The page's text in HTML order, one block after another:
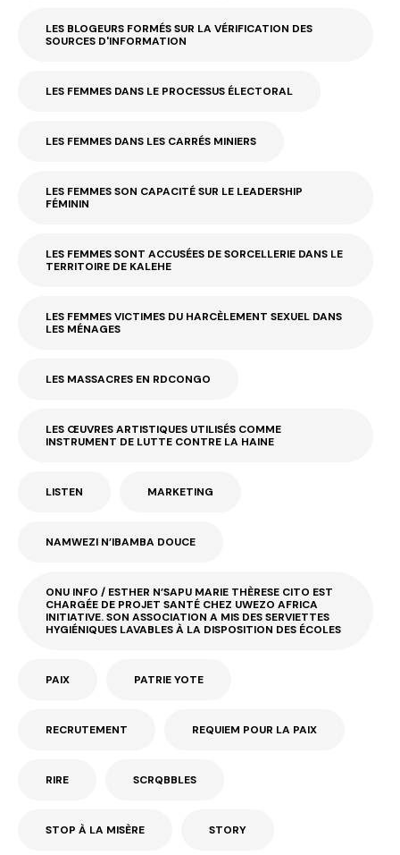
LES BLOGEURS FORMÉS SUR LA VÉRIFICATION DES
SOURCES D'INFORMATION
LES FEMMES DANS LE PROCESSUS ÉLECTORAL
LES FEMMES DANS LES CARRÉS MINIERS
LES FEMMES SON CAPACITÉ SUR LE LEADERSHIP
FÉMININ
LES FEMMES SONT ACCUSÉES DE SORCELLERIE DANS LE
TERRITOIRE DE KALEHE
LES FEMMES VICTIMES DU HARCÈLEMENT SEXUEL DANS
LES MÉNAGES
LES MASSACRES EN RDCONGO
LES ŒUVRES ARTISTIQUES UTILISÉS COMME
INSTRUMENT DE LUTTE CONTRE LA HAINE
LISTEN MARKETING
NAMWEZI N’IBAMBA DOUCE
ONU INFO / ESTHER N’SAPU MARIE THÈRESE CITO EST
CHARGÉE DE PROJET SANTÉ CHEZ UWEZO AFRICA
INITIATIVE. SON ASSOCIATION A MIS DES SERVIETTES
HYGIÉNIQUES LAVABLES À LA DISPOSITION DES ÉCOLES
PAIX PATRIE YOTE
RECRUTEMENT REQUIEM POUR LA PAIX
RIRE SCRQBBLES
STOP À LA MISÈRE STORY